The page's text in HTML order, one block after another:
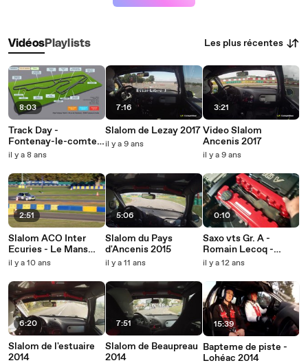
VidéosPlaylists Les plus récentes
8:03
Track Day -
Fontenay-le-comte
2018
il y a 8 ans
2:51
Slalom ACO Inter
Ecuries - Le Mans
2016
il y a 10 ans
6:20
Slalom de l'estuaire
2014
7:16
Slalom de Lezay 2017
il y a 9 ans
5:06
Slalom du Pays
d'Ancenis 2015
il y a 11 ans
7:51
Slalom de Beaupreau
2014
3:21
Video Slalom
Ancenis 2017
il y a 9 ans
0:10
Saxo vts Gr. A -
Romain Lecoq -
préparation culasse
Compétition.
il y a 12 ans
15:39
Bapteme de piste -
Lohéac 2014